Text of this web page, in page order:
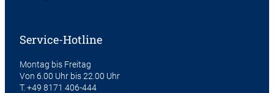
Service-Hotline
Montag bis Freitag
Von 6.00 Uhr bis 22.00 Uhr
T. +49 8171 406-444